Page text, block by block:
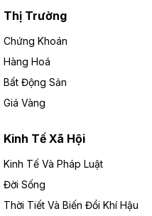
của Công ty Cổ
(HoSE: DLG) được
tỷ đồng.
ha đất làm khu
Amata thuê gần 59 ha
công nghệ cao Long
Thị Trường
Chứng Khoán
Hàng Hoá
Bất Động Sản
Giá Vàng
Kinh Tế Xã Hội
Kinh Tế Và Pháp Luật
Đời Sống
Thời Tiết Và Biến Đổi Khí Hậu